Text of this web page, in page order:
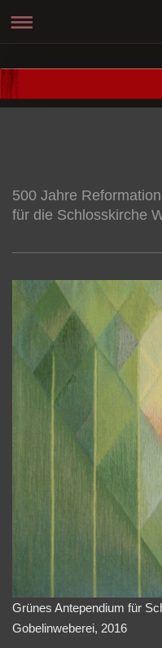
500 Jahre
für die
Grünes Antependium für
Gobelinweberei, 2016